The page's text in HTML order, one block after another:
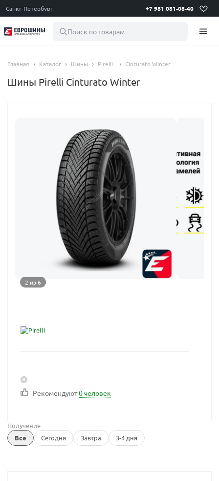
Санкт-Петербург +7 981 081-08-40
Поиск по товарам
Главная Каталог Шины Pirelli Cinturato Winter
Шины Pirelli Cinturato Winter
2 из 6
Рекомендуют0 человек
Получение
Все
Сегодня Завтра 3-4 дня